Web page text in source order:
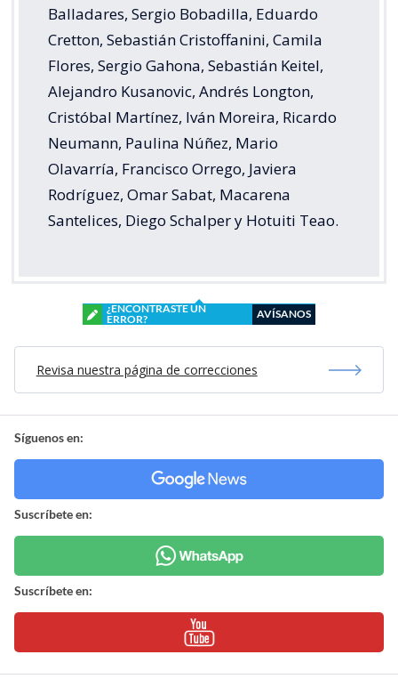
Balladares, Sergio Bobadilla, Eduardo
Cretton, Sebastián Cristoffanini, Camila
Flores, Sergio Gahona, Sebastián Keitel,
Alejandro Kusanovic, Andrés Longton,
Cristóbal Martínez, Iván Moreira, Ricardo
Neumann, Paulina Núñez, Mario
Olavarría, Francisco Orrego, Javiera
Rodríguez, Omar Sabat, Macarena
Santelices, Diego Schalper y Hotuiti Teao.
¿ENCONTRASTE UN
ERROR?
AVÍSANOS
Revisa nuestra página de correcciones
Síguenos en:
Suscríbete en:
Suscríbete en: